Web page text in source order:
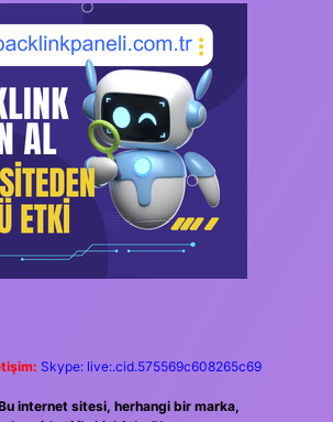
Skype: live:.cid.575569c608265c69
internet sitesi, herhangi bir marka,